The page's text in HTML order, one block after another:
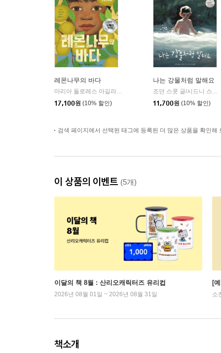
레몬나무의 바다
마리아 돌로레스 아길라 글/김난령 역
밝은미래
17,100원 (10% 할인)
나는 강물처럼 말해요
조던 스콧 글/시드니 스미스 그림/김지은 역
11,700원 (10% 할인)
검색 페이지에서 선택된 태그에 등록된 더 많은 상품을 확인해
이 상품의 이벤트 (5개)
이달의 책 8월 : 산리오캐릭터즈 유리컵
2026년 08월 01일 ~ 2026년 08월 31일
[
소
책소개